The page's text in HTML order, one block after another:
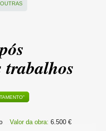
OUTRAS
trabalhos
Valor da obra: 6.500 €